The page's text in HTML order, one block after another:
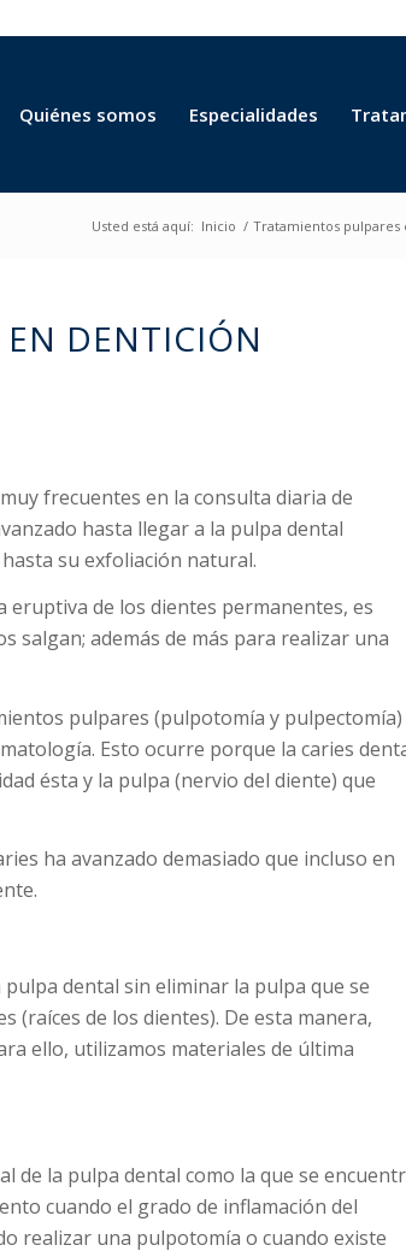
Quiénes somos Especialidades
Usted está aquí: Inicio / Tratamientos
DENTICIÓN
frecuentes en la consulta diaria de
hasta llegar a la pulpa dental
su exfoliación natural.
eruptiva de los dientes permanentes, es
salgan; además de más para realizar una
pulpares (pulpotomía y pulpectomía)
Esto ocurre porque la caries
ésta y la pulpa (nervio del diente) que
ha avanzado demasiado que incluso en
dental sin eliminar la pulpa que se
(raíces de los dientes). De esta manera,
ello, utilizamos materiales de última
de la pulpa dental como la que se
cuando el grado de inflamación del
realizar una pulpotomía o cuando existe